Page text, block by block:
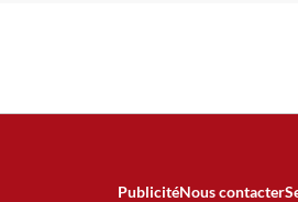
PublicitéNous contacter